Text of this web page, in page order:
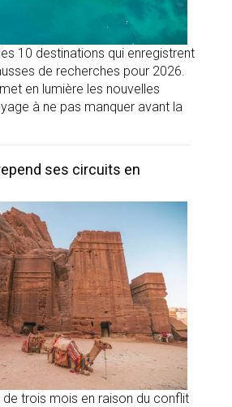
10 destinations qui enregistrent
de recherches pour 2026.
en lumière les nouvelles
à ne pas manquer avant la
ses circuits en
de trois mois en raison du conflit